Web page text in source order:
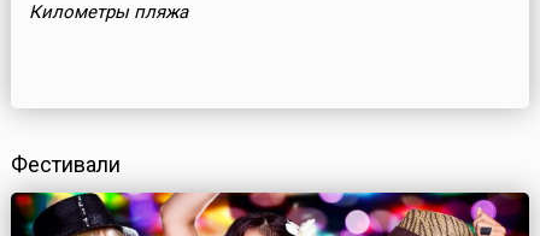
Километры пляжа
Фестивали